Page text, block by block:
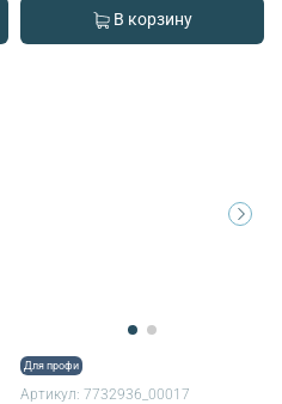
В корзину
Для профи
Артикул: 7732936_00017